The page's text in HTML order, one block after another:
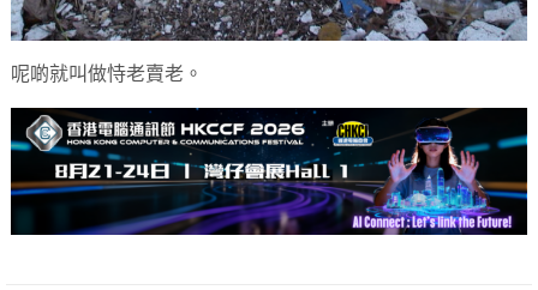
呢啲就叫做恃老賣老。